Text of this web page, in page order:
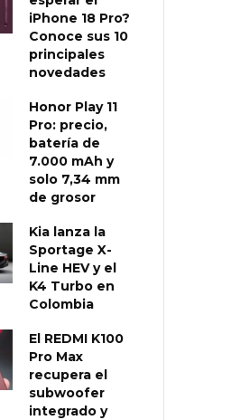
iPhone 18 Pro?
Conoce sus 10
principales
novedades
Honor Play 11
Pro: precio,
batería de
7.000 mAh y
solo 7,34 mm
de grosor
Kia lanza la
Sportage X-
Line HEV y el
K4 Turbo en
Colombia
El REDMI K100
Pro Max
recupera el
subwoofer
integrado y